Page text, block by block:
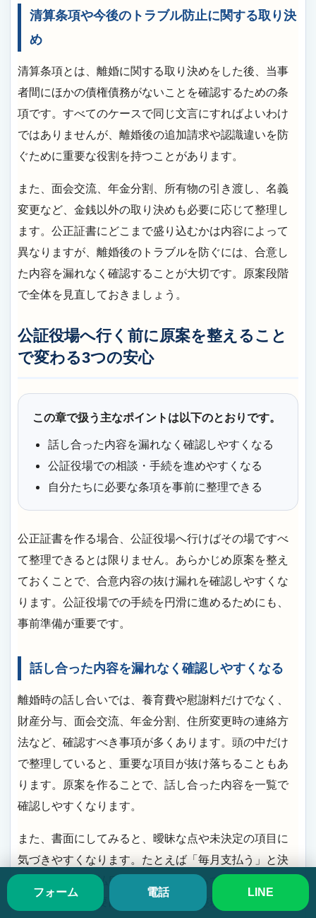
清算条項や今後のトラブル防止に関する取り決
め
清算条項とは、離婚に関する取り決めをした後、当事
者間にほかの債権債務がないことを確認するための条
項です。すべてのケースで同じ文言にすればよいわけ
ではありませんが、離婚後の追加請求や認識違いを防
ぐために重要な役割を持つことがあります。
また、面会交流、年金分割、所有物の引き渡し、名義
変更など、金銭以外の取り決めも必要に応じて整理し
ます。公正証書にどこまで盛り込むかは内容によって
異なりますが、離婚後のトラブルを防ぐには、合意し
た内容を漏れなく確認することが大切です。原案段階
で全体を見直しておきましょう。
公証役場へ行く前に原案を整えること
で変わる3つの安心
この章で扱う主なポイントは以下のとおりです。
話し合った内容を漏れなく確認しやすくなる
公証役場での相談・手続を進めやすくなる
自分たちに必要な条項を事前に整理できる
公正証書を作る場合、公証役場へ行けばその場ですべ
て整理できるとは限りません。あらかじめ原案を整え
ておくことで、合意内容の抜け漏れを確認しやすくな
ります。公証役場での手続を円滑に進めるためにも、
事前準備が重要です。
話し合った内容を漏れなく確認しやすくなる
離婚時の話し合いでは、養育費や慰謝料だけでなく、
財産分与、面会交流、年金分割、住所変更時の連絡方
法など、確認すべき事項が多くあります。頭の中だけ
で整理していると、重要な項目が抜け落ちることもあ
ります。原案を作ることで、話し合った内容を一覧で
確認しやすくなります。
また、書面にしてみると、曖昧な点や未決定の項目に
気づきやすくなります。たとえば「毎月支払う」と決
めていても、支払日や振込先が決まっていなければ、
後から確認が必要になります。原案整理は、合意内容
フォーム 電話 LINE